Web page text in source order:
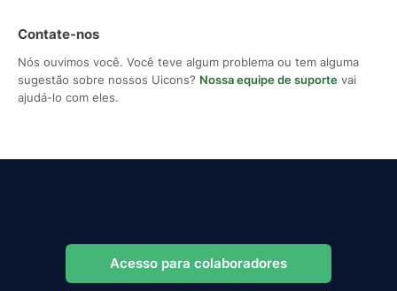
Contate-nos
Nós ouvimos você. Você teve algum problema ou tem alguma
sugestão sobre nossos Uicons? Nossa equipe de suporte vai
ajudá-lo com eles.
Acesso para colaboradores